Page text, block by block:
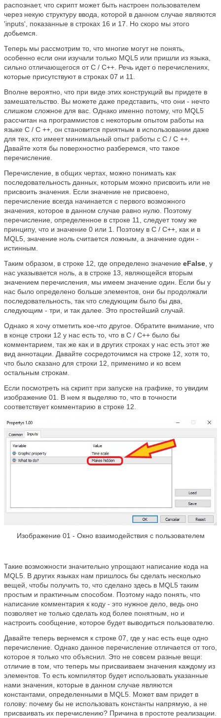
распознает, что скрипт может быть настроен пользователем
через некую структуру ввода, которой в данном случае являются
'inputs', показанные в строках 16 и 17. Но скоро мы этого
добьемся.
Теперь мы рассмотрим то, что многие могут не понять,
особенно если они изучали только MQL5 или пришли из языка,
сильно отличающегося от C / C++. Речь идет о перечислениях,
которые присутствуют в строках 07 и 11.
Вполне вероятно, что при виде этих конструкций вы придете в
замешательство. Вы можете даже представить, что они - нечто
слишком сложное для вас. Однако именно потому, что MQL5
рассчитан на программистов с некоторым опытом работы на
языке C / C ++, он становится приятным в использовании даже
для тех, кто имеет минимальный опыт работы с C / C ++.
Давайте хотя бы поверхностно разберемся, что такое
перечисление.
Перечисление, в общих чертах, можно понимать как
последовательность данных, которым можно присвоить или не
присвоить значения. Если значение не присвоено,
перечисление всегда начинается с первого возможного
значения, которое в данном случае равно нулю. Поэтому
перечисление, определенное в строке 11, следует тому же
принципу, что и значение 0 или 1. Поэтому в C / C++, как и в
MQL5, значение ноль считается ложным, а значение один -
истинным.
Таким образом, в строке 12, где определено значение eFalse , у
нас указывается ноль, а в строке 13, являющейся вторым
значением перечисления, мы имеем значение один. Если бы у
нас было определено больше элементов, они бы продолжали
последовательность, так что следующим было бы два,
следующим - три, и так далее. Это простейший случай.
Однако я хочу отметить кое-что другое. Обратите внимание, что
в конце строки 12 у нас есть то, что в C / C++ было бы
комментарием, так же как и в других строках у нас есть этот же
вид аннотации. Давайте сосредоточимся на строке 12, хотя то,
что было сказано для строки 12, применимо и ко всем
остальным строкам.
Если посмотреть на скрипт при запуске на графике, то увидим
изображение 01. В нем я выделяю то, что в точности
соответствует комментарию в строке 12.
Изображение 01 - Окно взаимодействия с пользователем
Такие возможности значительно упрощают написание кода на
MQL5. В других языках нам пришлось бы сделать несколько
вещей, чтобы получить то, что сделано здесь в MQL5 таким
простым и практичным способом. Поэтому надо понять, что
написание комментария к коду - это нужное дело, ведь оно
позволяет не только сделать код более понятным, но и
настроить сообщение, которое будет выводиться пользователю.
Давайте теперь вернемся к строке 07, где у нас есть еще одно
перечисление. Однако данное перечисление отличается от того,
которое я только что объяснил. Это не совсем разные вещи:
отличие в том, что теперь мы присваиваем значения каждому из
элементов. То есть компилятор будет использовать указанные
нами значения, которые в данном случае являются
константами, определенными в MQL5. Может вам придет в
голову: почему бы не использовать константы напрямую, а не
присваивать их перечислению? Причина в простоте реализации.